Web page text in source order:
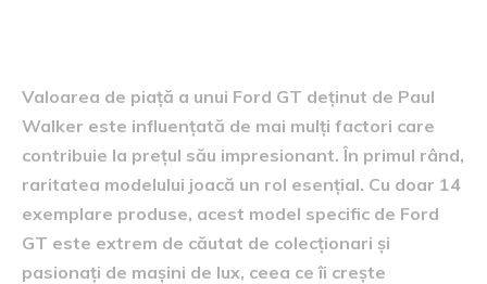
Valoarea de piață a unui Ford GT deținut de Paul
Walker este influențată de mai mulți factori care
contribuie la prețul său impresionant. În primul rând,
raritatea modelului joacă un rol esențial. Cu doar 14
exemplare produse, acest model specific de Ford
GT este extrem de căutat de colecționari și
pasionați de mașini de lux, ceea ce îi crește